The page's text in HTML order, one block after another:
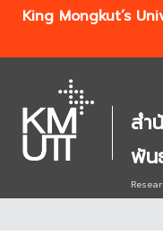
King Mongkut’s
สำ
พัน